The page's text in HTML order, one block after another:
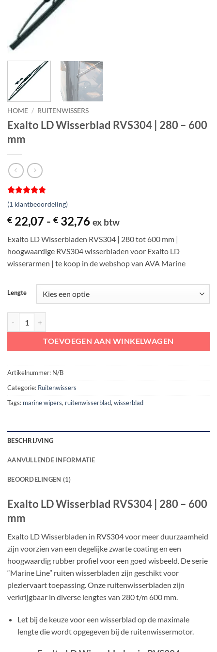
HOME / RUITENWISSERS
Exalto LD Wisserblad RVS304 | 280 – 600
mm
Gewaardeerd
5op 5
gebaseerd
op
1
(1 klantbeoordeling)
€ 22,07 - € 32,76Prijsklasse:
tot
€ 32,76
ex btw
Exalto LD Wisserbladen RVS304 | 280 tot 600 mm |
hoogwaardige RVS304 wisserbladen voor Exalto LD
wisserarmen | te koop in de webshop van AVA Marine
Lengte
TOEVOEGEN AAN WINKELWAGEN
Artikelnummer: N/B
Categorie: Ruitenwissers
Tags: marine wipers, ruitenwisserblad, wisserblad
BESCHRIJVING
AANVULLENDE INFORMATIE
BEOORDELINGEN (1)
Exalto LD Wisserblad RVS304 | 280 – 600
mm
Exalto LD Wisserbladen in RVS304 voor meer duurzaamheid
zijn voorzien van een degelijke zwarte coating en een
hoogwaardig rubber profiel voor een goed wisbeeld. De serie
“Marine Line” ruiten wisserbladen zijn geschikt voor
pleziervaart toepassing. Onze ruitenwisserbladen zijn
verkrijgbaar in diverse lengtes van 280 t/m 600 mm.
Let bij de keuze voor een wisserblad op de maximale
lengte die wordt opgegeven bij de ruitenwissermotor.